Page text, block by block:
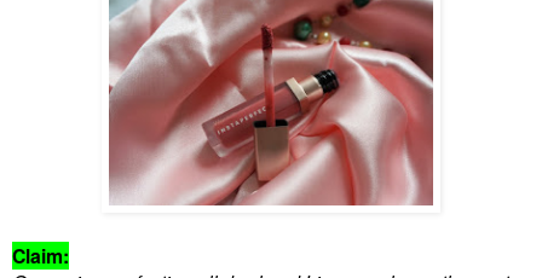
Claim: